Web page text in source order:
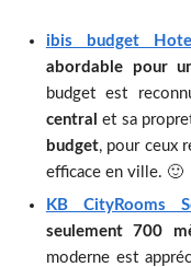
ibis budget
abordable pour
budget est
central et sa
budget, pour ceux
efficace en ville. 🙂
KB CityRooms
seulement 700
moderne est